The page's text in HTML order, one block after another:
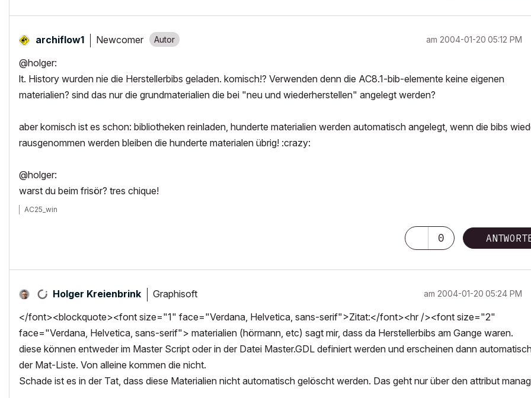
archiflow1 Newcomer am ‎2004-01-20 05:12 PM
@holger:
lt. History wurden nie die Herstellerbibs geladen. komisch!? Verwenden denn die AC8.1-bib-elemente keine eigenen
materialien? sind das nur die grundmaterialien die bei "neu und wiederherstellen" angelegt werden?
aber komisch ist es schon: bibliotheken reinladen, hunderte materialien werden automatisch angelegt, wenn die bibs
rausgenommen werden bleiben die hunderte materialen übrig! :crazy:
@holger:
warst du beim frisör? tres chique!
AC25_win
0
Holger Kreienbrink Graphisoft am ‎2004-01-20 05:24 PM
</font><blockquote><font size="1" face="Verdana, Helvetica, sans-serif">Zitat:</font><hr /><font size="2"
face="Verdana, Helvetica, sans-serif"> materialien (hörmann, etc) sagt mir, dass da Herstellerbibs am Gange waren.
diese können entweder im Master Script oder in der Datei Master.GDL definiert werden und erscheinen dann
der Mat-Liste. Von alleine kommen die nicht.
Schade ist es in der Tat, dass diese Materialien nicht automatisch gelöscht werden. Das geht nur über den attribut